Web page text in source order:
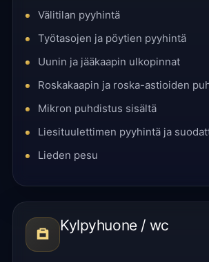
Välitilan pyyhintä
Työtasojen ja pöytien pyyhintä
Uunin ja jääkaapin ulkopinnat
Roskakaapin ja roska-astioiden
Mikron puhdistus sisältä
Liesituulettimen pyyhintä ja
Lieden pesu
Kylpyhuone / wc